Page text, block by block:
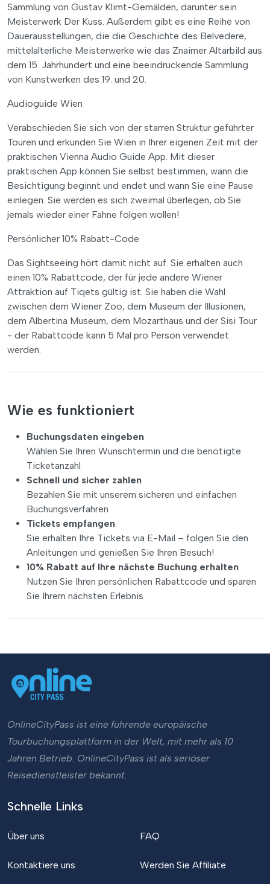
Sammlung von Gustav Klimt-Gemälden, darunter sein
Meisterwerk Der Kuss. Außerdem gibt es eine Reihe von
Dauerausstellungen, die die Geschichte des Belvedere,
mittelalterliche Meisterwerke wie das Znaimer Altarbild aus
dem 15. Jahrhundert und eine beeindruckende Sammlung
von Kunstwerken des 19. und 20.
Audioguide Wien
Verabschieden Sie sich von der starren Struktur geführter
Touren und erkunden Sie Wien in Ihrer eigenen Zeit mit der
praktischen Vienna Audio Guide App. Mit dieser
praktischen App können Sie selbst bestimmen, wann die
Besichtigung beginnt und endet und wann Sie eine Pause
einlegen. Sie werden es sich zweimal überlegen, ob Sie
jemals wieder einer Fahne folgen wollen!
Persönlicher 10% Rabatt-Code
Das Sightseeing hört damit nicht auf. Sie erhalten auch
einen 10% Rabattcode, der für jede andere Wiener
Attraktion auf Tiqets gültig ist. Sie haben die Wahl
zwischen dem Wiener Zoo, dem Museum der Illusionen,
dem Albertina Museum, dem Mozarthaus und der Sisi Tour
- der Rabattcode kann 5 Mal pro Person verwendet
werden.
Wie es funktioniert
Buchungsdaten eingeben
Wählen Sie Ihren Wunschtermin und die benötigte
Ticketanzahl
Schnell und sicher zahlen
Bezahlen Sie mit unserem sicheren und einfachen
Buchungsverfahren
Tickets empfangen
Sie erhalten Ihre Tickets via E-Mail – folgen Sie den
Anleitungen und genießen Sie Ihren Besuch!
10% Rabatt auf Ihre nächste Buchung erhalten
Nutzen Sie Ihren persönlichen Rabattcode und sparen
Sie Ihrem nächsten Erlebnis
OnlineCityPass ist eine führende europäische
Tourbuchungsplattform in der Welt, mit mehr als 10
Jahren Betrieb. OnlineCityPass ist als seriöser
Reisedienstleister bekannt.
Schnelle Links
Über uns
Kontaktiere uns
FAQ
Werden Sie Affiliate